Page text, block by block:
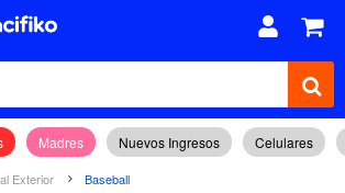
Madres Nuevos Ingresos Celulares
Exterior Baseball